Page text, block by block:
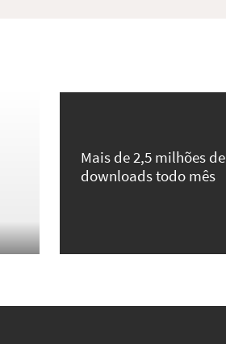
Mais de 2,5 milhões de
downloads todo mês